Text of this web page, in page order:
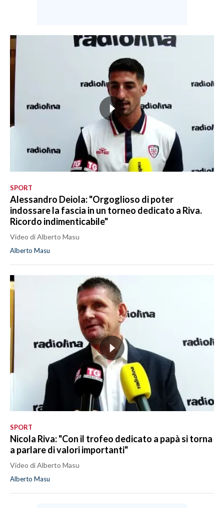
SPORT
Alessandro Deiola: "Orgoglioso di poter
indossare la fascia in un torneo dedicato a Riva.
Ricordo indimenticabile"
Video di Alberto Masu
Alberto Masu
SPORT
Nicola Riva: "Con il trofeo dedicato a papà si torna
a parlare di valori importanti"
Video di Alberto Masu
Alberto Masu